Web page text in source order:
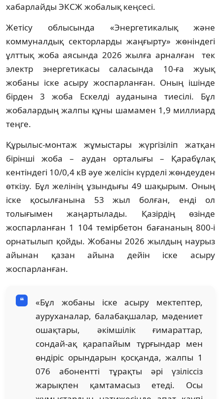
хабарлайды ЭКСЖ жобалық кеңсесі.
Жетісу облысында «Энергетикалық және
коммуналдық секторларды жаңғырту» жөніндегі
ұлттық жоба аясында 2026 жылға арналған тек
электр энергетикасы саласында 10-ға жуық
жобаны іске асыру жоспарланған. Оның ішінде
бірден 3 жоба Ескелді ауданына тиесілі. Бұл
жобалардың жалпы құны шамамен 1,9 миллиард
теңге.
Құрылыс-монтаж жұмыстары жүргізіліп жатқан
бірінші жоба – аудан орталығы – Қарабұлақ
кентіндегі 10/0,4 кВ әуе желісін күрделі жөндеуден
өткізу. Бұл желінің ұзындығы 49 шақырым. Оның
іске қосылғанына 53 жыл болған, енді ол
толығымен жаңартылады. Қазірдің өзінде
жоспарланған 1 104 темірбетон бағананың 800-і
орнатылып қойды. Жобаны 2026 жылдың наурыз
айынан қазан айына дейін іске асыру
жоспарланған.
«Бұл жобаны іске асыру мектептер,
ауруханалар, балабақшалар, мәдениет
ошақтары, әкімшілік ғимараттар,
сондай-ақ қарапайым тұрғындар мен
өндіріс орындарын қосқанда, жалпы 1
076 абонентті тұрақты әрі үзіліссіз
жарықпен қамтамасыз етеді. Осы